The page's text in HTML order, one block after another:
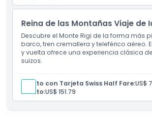
Reina de las Montañas Viaje de
Descubre el Monte Rigi de la forma más
barco, tren cremallera y teleférico aéreo.
y vuelta ofrece una experiencia clásica
suizos.
Adulto con Tarjeta Swiss Half Fare:US$
Adulto:US$ 151.79